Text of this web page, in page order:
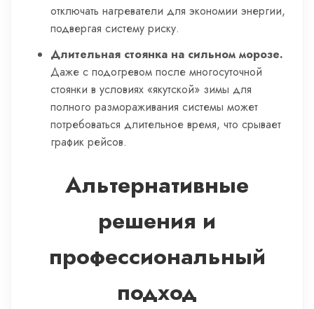
отключать нагреватели для экономии энергии,
подвергая систему риску.
Длительная стоянка на сильном морозе.
Даже с подогревом после многосуточной
стоянки в условиях «якутской» зимы для
полного размораживания системы может
потребоваться длительное время, что срывает
график рейсов.
Альтернативные
решения и
профессиональный
подход